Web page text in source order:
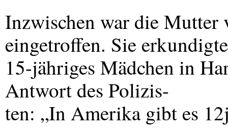
Inzwischen war die Mutter
eingetroffen. Sie
15-jähriges Mädchen in
Antwort des Polizis-
ten: „In Amerika gibt es